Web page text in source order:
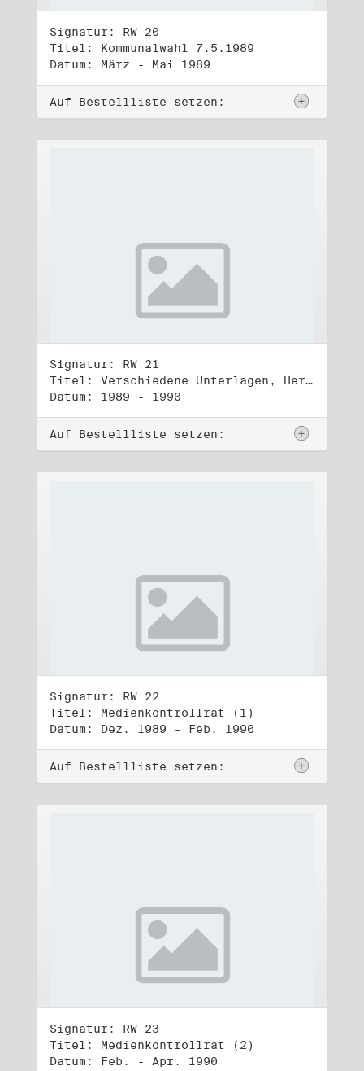
Signatur: RW 20
Titel: Kommunalwahl 7.5.1989
Datum: März - Mai 1989
Auf Bestellliste setzen:
Signatur: RW 21
Titel: Verschiedene Unterlagen, Herbst 1989 bis Herbst 1990
Datum: 1989 - 1990
Auf Bestellliste setzen:
Signatur: RW 22
Titel: Medienkontrollrat (1)
Datum: Dez. 1989 - Feb. 1990
Auf Bestellliste setzen:
Signatur: RW 23
Titel: Medienkontrollrat (2)
Datum: Feb. - Apr. 1990